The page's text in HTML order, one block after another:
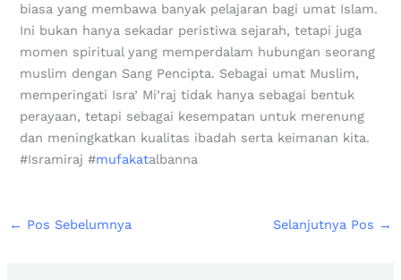
biasa yang membawa banyak pelajaran bagi umat Islam.
Ini bukan hanya sekadar peristiwa sejarah, tetapi juga
momen spiritual yang memperdalam hubungan seorang
muslim dengan Sang Pencipta. Sebagai umat Muslim,
memperingati Isra’ Mi’raj tidak hanya sebagai bentuk
perayaan, tetapi sebagai kesempatan untuk merenung
dan meningkatkan kualitas ibadah serta keimanan kita.
#Isramiraj #mufakatalbanna
← Pos Sebelumnya Selanjutnya Pos →